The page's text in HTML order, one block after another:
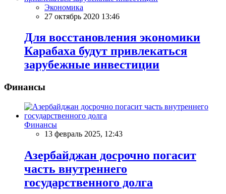
Экономика
27 октябрь 2020 13:46
Для восстановления экономики
Карабаха будут привлекаться
зарубежные инвестиции
Финансы
Финансы
13 февраль 2025, 12:43
Азербайджан досрочно погасит
часть внутреннего
государственного долга